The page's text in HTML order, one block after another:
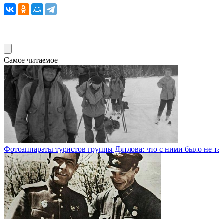
Самое читаемое
Фотоаппараты туристов группы Дятлова: что с ними было не